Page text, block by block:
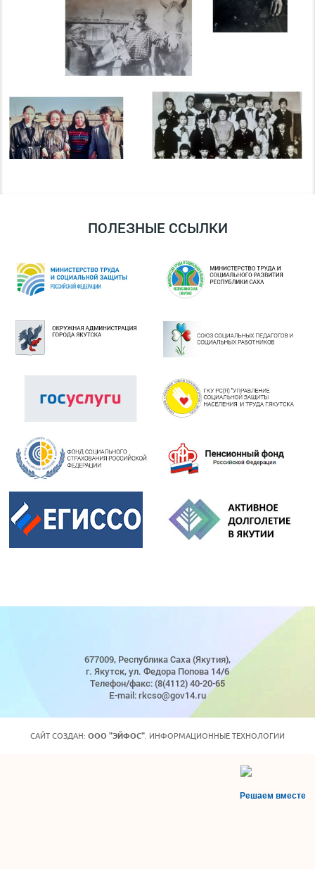
ПОЛЕЗНЫЕ ССЫЛКИ
677009, Республика Саха (Якутия),
г. Якутск, ул. Федора Попова 14/6
Телефон/факс: (8(4112) 40-20-65
E-mail: rkcso@gov14.ru
САЙТ СОЗДАН: ООО "ЭЙФОС" . ИНФОРМАЦИОННЫЕ ТЕХНОЛОГИИ
Решаем вместе